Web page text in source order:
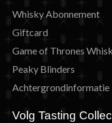
Whisky Abonnement
Giftcard
Game of Thrones
Peaky Blinders
Achtergrondinformatie
Volg Tasting